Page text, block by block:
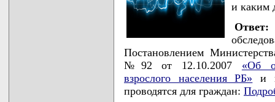
и каким
Ответ:
Постановлением
№92 от 12.10.2007 «Об
взрослого населения РБ» и
проводятся для граждан: